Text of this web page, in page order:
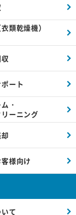
類乾燥機）
ート
・
ーニング
様向け
て